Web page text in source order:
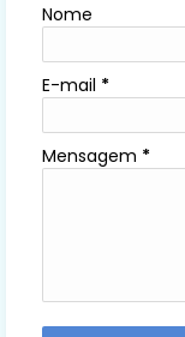
Nome
E-mail *
Mensagem *